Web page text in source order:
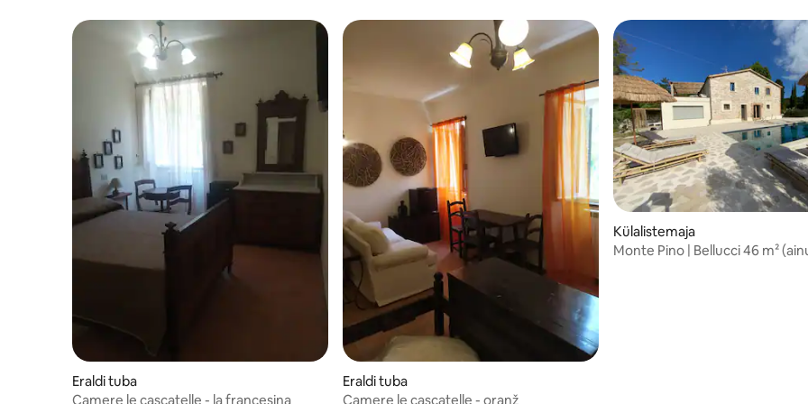
Eraldi tuba
Camere le cascatelle - la francesina
Eraldi tuba
Camere le cascatelle - oranž
Külalistemaja
Monte Pino | Bellucci 46 m²